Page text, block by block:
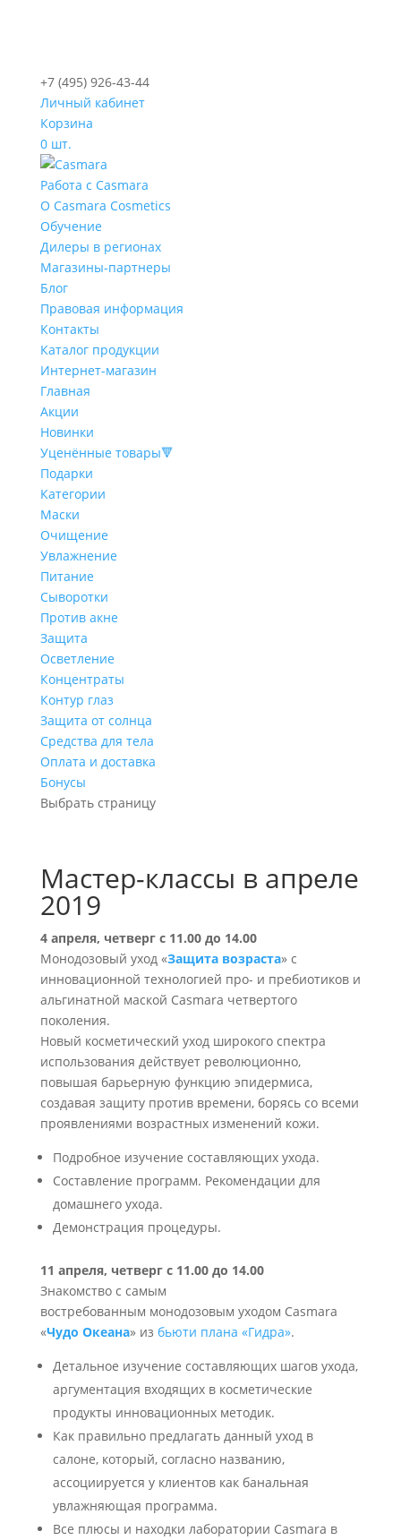
+7 (495) 926-43-44
Личный кабинет
Корзина
0 шт.
Работа с Casmara
О Casmara Cosmetics
Обучение
Дилеры в регионах
Магазины-партнеры
Блог
Правовая информация
Контакты
Каталог продукции
Интернет-магазин
Главная
Акции
Новинки
Уценённые товары🔻
Подарки
Категории
Маски
Очищение
Увлажнение
Питание
Сыворотки
Против акне
Защита
Осветление
Концентраты
Контур глаз
Защита от солнца
Средства для тела
Оплата и доставка
Бонусы
Выбрать страницу
Мастер-классы в апреле
2019
4 апреля, четверг с 11.00 до 14.00
Монодозовый уход «Защита возраста» с
инновационной технологией про- и пребиотиков и
альгинатной маской Casmara четвертого
поколения.
Новый косметический уход широкого спектра
использования действует революционно,
повышая барьерную функцию эпидермиса,
создавая защиту против времени, борясь со всеми
проявлениями возрастных изменений кожи.
Подробное изучение составляющих ухода.
Составление программ. Рекомендации для
домашнего ухода.
Демонстрация процедуры.
11 апреля, четверг с 11.00 до 14.00
Знакомство с самым
востребованным монодозовым уходом Casmara
«Чудо Океана» из бьюти плана «Гидра».
Детальное изучение составляющих шагов ухода,
аргументация входящих в косметические
продукты инновационных методик.
Как правильно предлагать данный уход в
салоне, который, согласно названию,
ассоциируется у клиентов как банальная
увлажняющая программа.
Все плюсы и находки лаборатории Casmara в